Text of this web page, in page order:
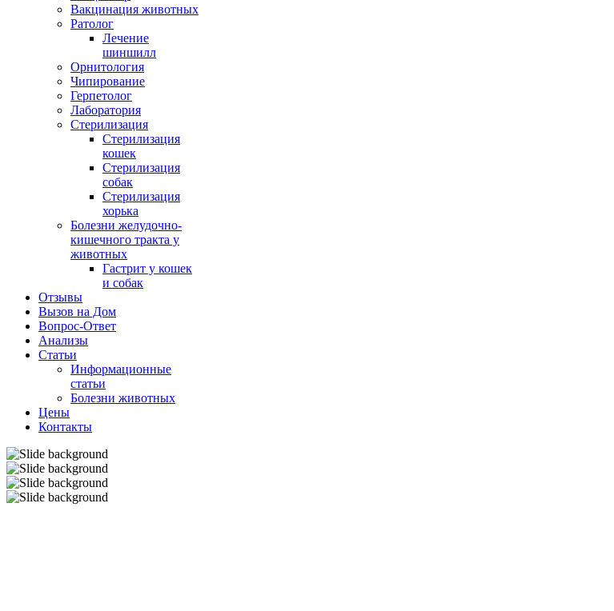
Вакцинация животных
Ратолог
Лечение
шиншилл
Орнитология
Чипирование
Герпетолог
Лаборатория
Стерилизация
Стерилизация
кошек
Стерилизация
собак
Стерилизация
хорька
Болезни желудочно-
кишечного тракта у
животных
Гастрит у кошек
и собак
Отзывы
Вызов на Дом
Вопрос-Ответ
Анализы
Cтатьи
Информационные
статьи
Болезни животных
Цены
Контакты